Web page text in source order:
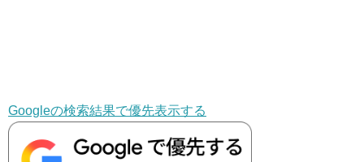
Googleの検索結果で優先表示する